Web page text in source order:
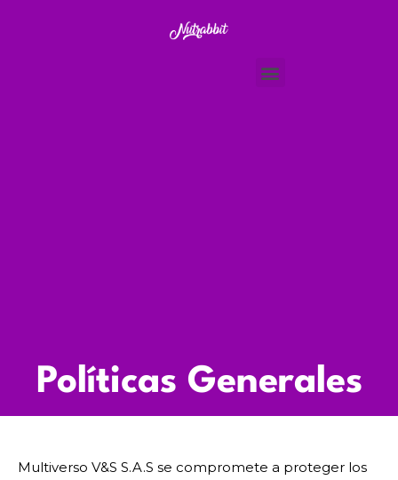
Políticas Generales
Multiverso V&S S.A.S se compromete a proteger los